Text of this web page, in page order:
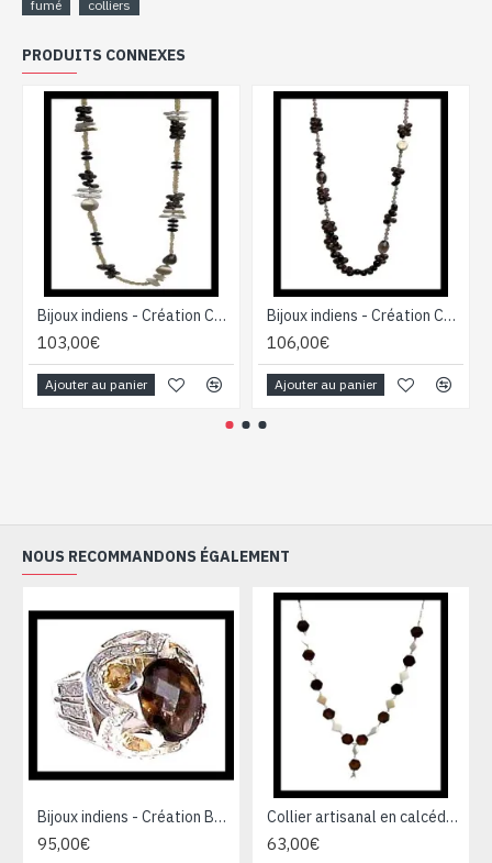
fumé colliers
PRODUITS CONNEXES
Bijoux indiens - Création Collier Citrine, Quartz Fumé, Nacre
103,00€
Ajouter au panier
Bijoux indiens - Création Collier Quartz Fumé
106,00€
Ajouter au panier
NOUS RECOMMANDONS ÉGALEMENT
Bijoux indiens - Création Bague Quartz Fumé
95,00€
Collier artisanal en calcédoine, œil de tigre et argent
63,00€